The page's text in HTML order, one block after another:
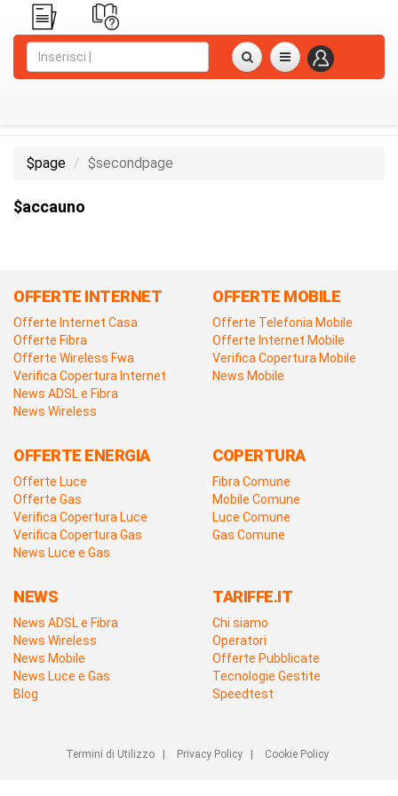
$page $secondpage
$accauno
OFFERTE INTERNET
Offerte Internet Casa
Offerte Fibra
Offerte Wireless Fwa
Verifica Copertura Internet
News ADSL e Fibra
News Wireless
OFFERTE MOBILE
Offerte Telefonia Mobile
Offerte Internet Mobile
Verifica Copertura Mobile
News Mobile
OFFERTE ENERGIA
Offerte Luce
Offerte Gas
Verifica Copertura Luce
Verifica Copertura Gas
News Luce e Gas
COPERTURA
Fibra Comune
Mobile Comune
Luce Comune
Gas Comune
NEWS
News ADSL e Fibra
News Wireless
News Mobile
News Luce e Gas
Blog
TARIFFE.IT
Chi siamo
Operatori
Offerte Pubblicate
Tecnologie Gestite
Speedtest
Termini di Utilizzo| Privacy Policy| Cookie Policy